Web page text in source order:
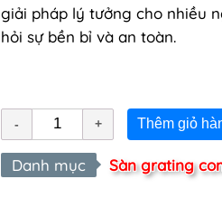
giải pháp lý tưởng cho nhiều
hỏi sự bền bỉ và an toàn.
Thêm giỏ
Danh mục Sàn grating